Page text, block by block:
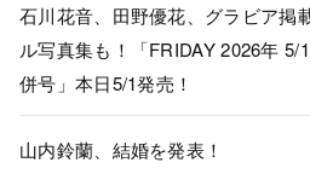
石川花音、田野優花、グラビア掲
ル写真集も！「FRIDAY 2026年 5/
併号」本日5/1発売！
山内鈴蘭、結婚を発表！